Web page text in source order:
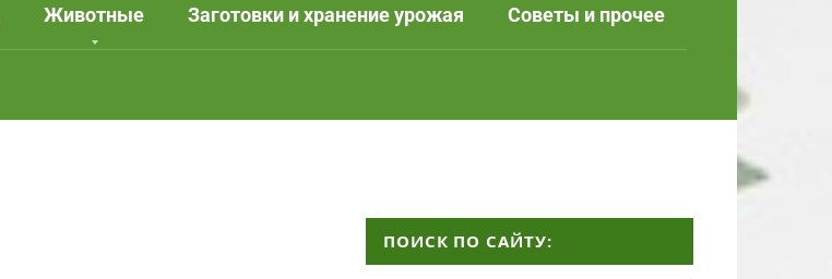
Животные Заготовки и хранение урожая Советы и прочее
ПОИСК ПО САЙТУ: